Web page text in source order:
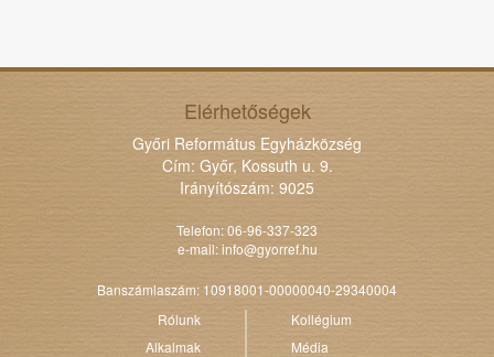
Elérhetőségek
Győri Református Egyházközség
Cím: Győr, Kossuth u. 9.
Irányítószám: 9025
Telefon: 06-96-337-323
e-mail:info@gyorref.hu
Banszámlaszám: 10918001-00000040-29340004
Rólunk
Alkalmak
Kollégium
Média